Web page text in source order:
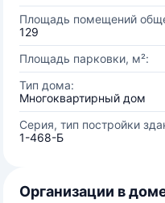
Площадь помещений
129
Площадь парковки, м²:
Тип дома:
Многоквартирный дом
Серия, тип постройки
1-468-Б
Организации в